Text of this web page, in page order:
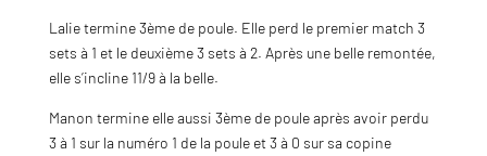
Lalie termine 3ème de poule. Elle perd le premier match 3
sets à 1 et le deuxième 3 sets à 2. Après une belle remontée,
elle s’incline 11/9 à la belle.
Manon termine elle aussi 3ème de poule après avoir perdu
3 à 1 sur la numéro 1 de la poule et 3 à 0 sur sa copine